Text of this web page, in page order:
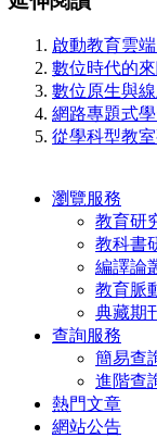
啟動教育雲
數位時代的
數位原生與
網路專題式
從學科型教
瀏覽服務
教育研
教科書
編譯論
教育脈
典藏期
查詢服務
簡易查
進階查
熱門文章
網站公告